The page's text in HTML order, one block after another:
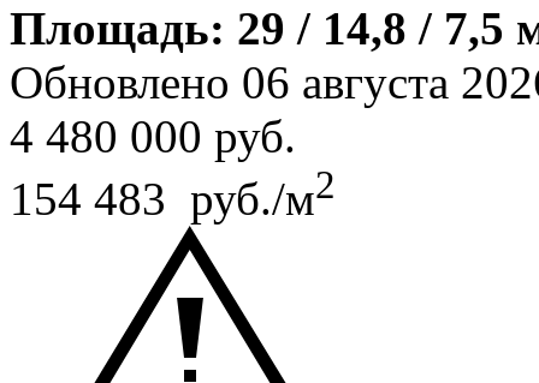
Площадь: 29 / 14,8 / 7,5
Обновлено 06 августа
4 480 000 руб.
154 483 руб./м2